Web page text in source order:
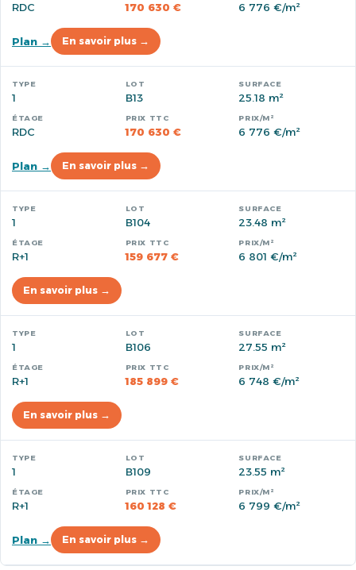
RDC 170 630 € 6 776 €/m²
Plan → En savoir plus →
1 B13 25.18 m²
RDC 170 630 € 6 776 €/m²
Plan → En savoir plus →
1 B104 23.48 m²
R+1 159 677 € 6 801 €/m²
En savoir plus →
1 B106 27.55 m²
R+1 185 899 € 6 748 €/m²
En savoir plus →
1 B109 23.55 m²
R+1 160 128 € 6 799 €/m²
Plan → En savoir plus →